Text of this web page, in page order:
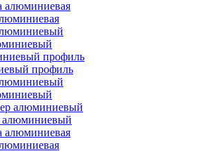
профиль